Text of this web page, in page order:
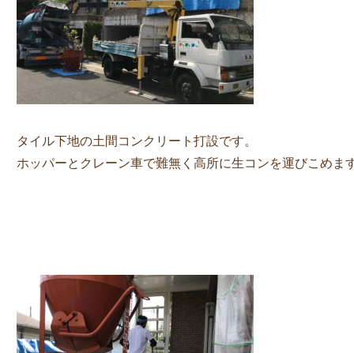
タイル下地の土間コンクリート打設です。
ホッパーとクレーン車で難無く高所に生コンを運びこめま